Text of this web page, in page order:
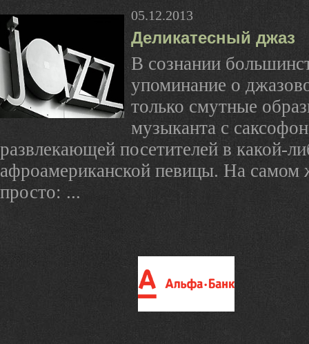
05.12.2013
Деликатесный джаз
В сознании
упоминание о
только смутные
музыканта с
развлекающей посетителей в какой-
афроамериканской певицы. На самом
просто: ...